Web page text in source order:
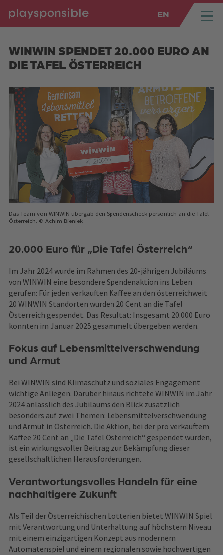
SPRUNGMARKEN
Springe direkt zu: EN
WINWIN SPENDET 20.000 EURO AN
DIE TAFEL ÖSTERREICH
Das Team von WINWIN übergab den Spendenscheck persönlich an die Tafel
Österreich. © Achim Bieniek
20.000 Euro für „Die Tafel Österreich“
Im Jahr 2024 wurde im Rahmen des 20-jährigen Jubiläums
von WINWIN eine besondere Spendenaktion ins Leben
gerufen: Für jeden verkauften Kaffee an den österreichweit
20 WINWIN Standorten wurden 20 Cent an die Tafel
Österreich gespendet. Das Resultat: Insgesamt 20.000 Euro
konnten im Januar 2025 gesammelt übergeben werden.
Fokus auf Lebensmittelverschwendung
und Armut
Bei WINWIN sind Klimaschutz und soziales Engagement
wichtige Anliegen. Darüber hinaus richtete WINWIN im Jahr
2024 anlässlich des Jubiläums den Blick zusätzlich
besonders auf zwei Themen: Lebensmittelverschwendung
und Armut in Österreich. Die Aktion, bei der pro verkauftem
Kaffee 20 Cent an „Die Tafel Österreich“ gespendet wurden,
ist ein wirkungsvoller Beitrag zur Bekämpfung dieser
gesellschaftlichen Herausforderungen.
Verantwortungsvolles Handeln für eine
nachhaltigere Zukunft
Als Teil der Österreichischen Lotterien bietet WINWIN Spiel
mit Verantwortung und Unterhaltung auf höchstem Niveau
mit einem einzigartigen Konzept aus modernem
Automatenspiel und einem regionalen sowie hochwertigen